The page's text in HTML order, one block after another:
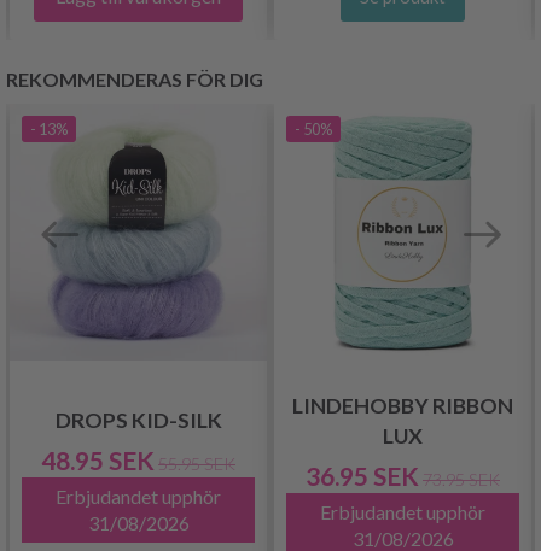
REKOMMENDERAS FÖR DIG
- 13%
DROPS KID-SILK
48.95 SEK 55.95 SEK
Erbjudandet upphör
31/08/2026
- 50%
LINDEHOBBY RIBBON
LUX
36.95 SEK 73.95 SEK
Erbjudandet upphör
31/08/2026